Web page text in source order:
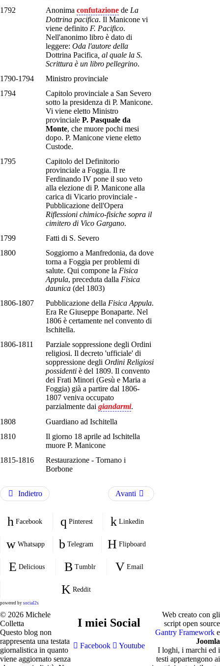
1792
Anonima confutazione de La
Dottrina pacifica. Il Manicone vi
viene definito F. Pacifico.
Nell'anonimo libro è dato di
leggere: Oda l'autore della
Dottrina Pacifica , al quale la S.
Scrittura è un libro pellegrino.
1790-1794
Ministro provinciale
1794
Capitolo provinciale a San Severo
sotto la presidenza di P. Manicone.
Vi viene eletto Ministro
provinciale P. Pasquale da
Monte, che muore pochi mesi
dopo. P. Manicone viene eletto
Custode.
1795
Capitolo del Definitorio
provinciale a Foggia. Il re
Ferdinando IV pone il suo veto
alla elezione di P. Manicone alla
carica di Vicario provinciale -
Pubblicazione dell'Opera
Riflessioni chimico-fisiche sopra il
cimitero di Vico Gargano.
1799
Fatti di S. Severo
1800
Soggiorno a Manfredonia, da dove
torna a Foggia per problemi di
salute. Qui compone la Fisica
Appula, preceduta dalla Fisica
daunica (del 1803)
1806-1807
Pubblicazione della Fisica Appula.
Era Re Giuseppe Bonaparte. Nel
1806 è certamente nel convento di
Ischitella.
1806-1811
Parziale soppressione degli Ordini
religiosi. Il decreto 'ufficiale' di
soppressione degli Ordini Religiosi
possidenti è del 1809. Il convento
dei Frati Minori (Gesù e Maria a
Foggia) già a partire dal 1806-
1807 veniva occupato
parzialmente dai giandarmi.
1808
Guardiano ad Ischitella
1810
Il giorno 18 aprile ad Ischitella
muore P. Manicone
1815-1816
Restaurazione - Tornano i
Borbone
Indietro Avanti
Facebook Pinterest Linkedin
Whatsapp Telegram Flipboard
Delicious Tumblr Email
Reddit
powered by social2s
© 2026 Michele
Colletta
Questo blog non
rappresenta una testata
giornalistica in quanto
viene aggiornato senza
I miei Social
Facebook Youtube
Web creato con gli
script open source
Gantry Frameworke
Joomla
I loghi, i marchi ed i
testi appartengono ai